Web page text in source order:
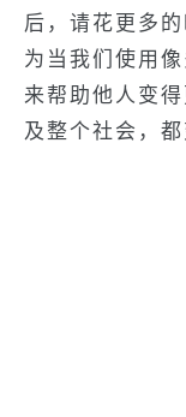
后，请花更多
为当我们使用
来帮助他人变
及整个社会，都